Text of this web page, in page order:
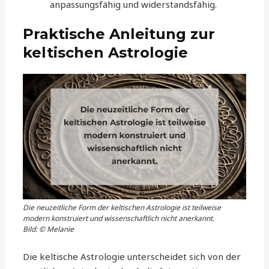
anpassungsfähig und widerstandsfähig.
Praktische Anleitung zur
keltischen Astrologie
Die neuzeitliche Form der keltischen Astrologie ist teilweise
modern konstruiert und wissenschaftlich nicht anerkannt.
Bild: © Melanie
Die keltische Astrologie unterscheidet sich von der